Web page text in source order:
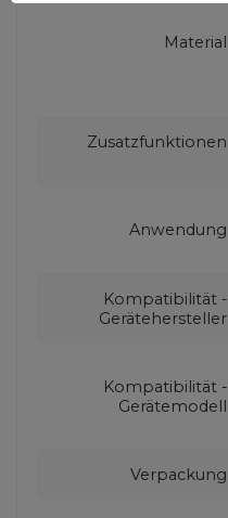
Material
Zusatzfunktionen
Anwendung
Kompatibilität -
Gerätehersteller
Kompatibilität -
Gerätemodell
Verpackung